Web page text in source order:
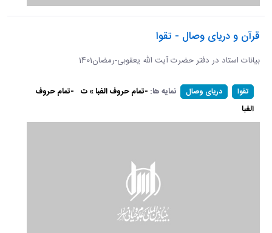
قرآن و دریای وصال - تقوا
بیانات استاد در دفتر حضرت آیت الله یعقوبی-رمضان1401
تقوا دریای وصال نمایه ها: -تمام حروف الفبا » ت -تمام حروف
الفبا